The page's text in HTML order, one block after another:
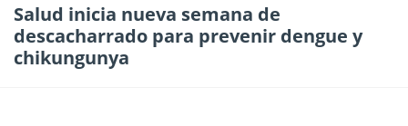
Salud inicia nueva semana de
descacharrado para prevenir dengue y
chikungunya